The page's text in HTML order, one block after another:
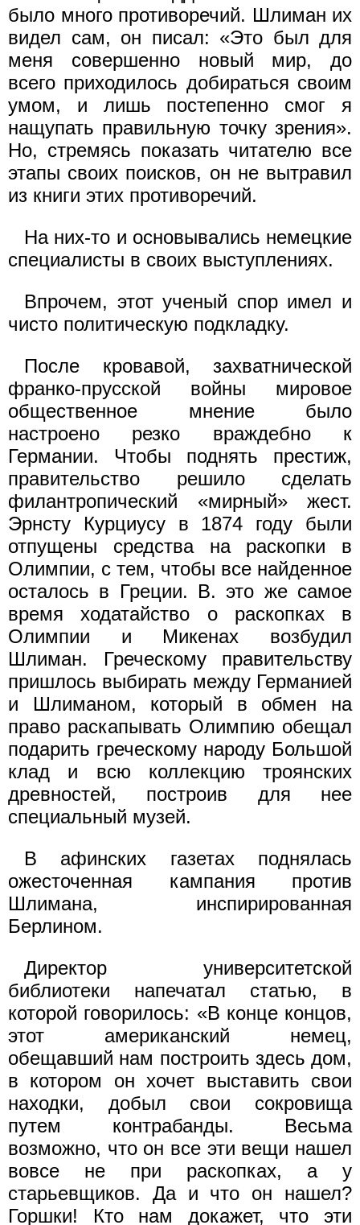
было много противоречий. Шлиман их
видел сам, он писал: «Это был для
меня совершенно новый мир, до
всего приходилось добираться своим
умом, и лишь постепенно смог я
нащупать правильную точку зрения».
Но, стремясь показать читателю все
этапы своих поисков, он не вытравил
из книги этих противоречий.
На них-то и основывались немецкие
специалисты в своих выступлениях.
Впрочем, этот ученый спор имел и
чисто политическую подкладку.
После кровавой, захватнической
франко-прусской войны мировое
общественное мнение было
настроено резко враждебно к
Германии. Чтобы поднять престиж,
правительство решило сделать
филантропический «мирный» жест.
Эрнсту Курциусу в 1874 году были
отпущены средства на раскопки в
Олимпии, с тем, чтобы все найденное
осталось в Греции. В. это же самое
время ходатайство о раскопках в
Олимпии и Микенах возбудил
Шлиман. Греческому правительству
пришлось выбирать между Германией
и Шлиманом, который в обмен на
право раскапывать Олимпию обещал
подарить греческому народу Большой
клад и всю коллекцию троянских
древностей, построив для нее
специальный музей.
В афинских газетах поднялась
ожесточенная кампания против
Шлимана, инспирированная
Берлином.
Директор университетской
библиотеки напечатал статью, в
которой говорилось: «В конце концов,
этот американский немец,
обещавший нам построить здесь дом,
в котором он хочет выставить свои
находки, добыл свои сокровища
путем контрабанды. Весьма
возможно, что он все эти вещи нашел
вовсе не при раскопках, а у
старьевщиков. Да и что он нашел?
Горшки! Кто нам докажет, что эти